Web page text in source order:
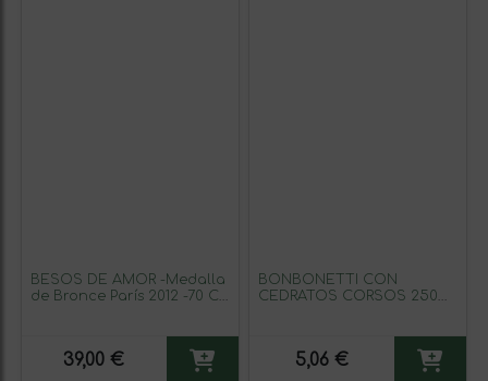
BESOS DE AMOR -Medalla
de Bronce París 2012 -70 CL
39,00 €
BONBONETTI CON
CEDRATOS CORSOS 250
5,06 €